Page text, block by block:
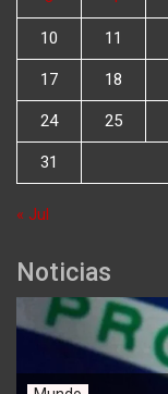
10 11
17 18
24 25
31
« Jul
Noticias